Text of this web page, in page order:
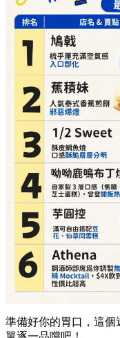
準備好你的胃口，這